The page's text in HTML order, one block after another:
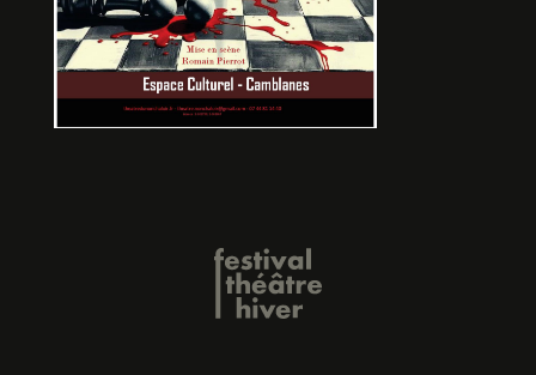
De Romain PIERROT